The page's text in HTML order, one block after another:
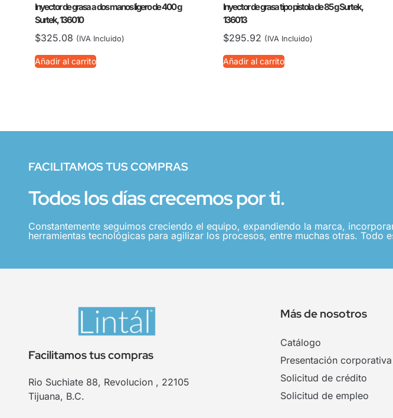
Inyector de grasa a dos manos ligero de 400 g
Surtek, 136010
$325.08 (IVA Incluido)
Añadir al carrito
Inyector de grasa tipo pistola de 85 g Surtek,
136013
$295.92 (IVA Incluido)
Añadir al carrito
FACILITAMOS TUS COMPRAS
Todos los días crecemos por ti.
Constantemente seguimos creciendo el equipo, expandiendo la marca,
herramientas tecnológicas para agilizar los procesos, entre muchas otras.
Facilitamos tus compras
Rio Suchiate 88, Revolucion , 22105
Tijuana, B.C.
Más de nosotros
Catálogo
Presentación
Solicitud de crédito
Solicitud de empleo